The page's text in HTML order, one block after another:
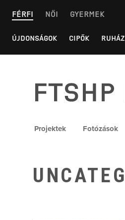
FÉRFI NŐI GYERMEK
ÚJDONSÁGOK CIPŐK
FTSHP blog
Projektek Fotózások